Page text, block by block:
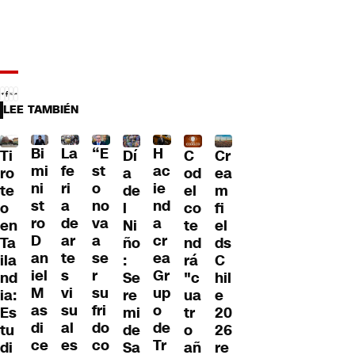
LEE TAMBIÉN
Ti
ro
te
o
en
Ta
ila
nd
ia:
Es
tu
di
Bi
mi
ni
st
ro
D
an
iel
M
as
di
ce
La
fe
ri
a
de
ar
te
s
vi
su
al
es
“E
st
o
no
va
a
se
r
su
fri
do
co
Dí
a
de
l
Ni
ño
:
Se
re
mi
de
Sa
H
ac
ie
nd
a
cr
ea
Gr
up
o
de
Tr
C
od
el
co
te
nd
rá
"c
ua
tr
o
añ
Cr
ea
m
fi
el
ds
C
hil
e
20
26
re